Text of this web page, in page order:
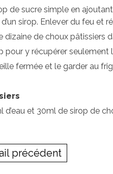
de sucre simple en
sirop. Enlever du feu et
de choux pâtissiers
pour y récupérer
fermée et le garder au
et 30ml de sirop de
précédent